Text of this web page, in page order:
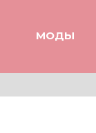
МОДЫ